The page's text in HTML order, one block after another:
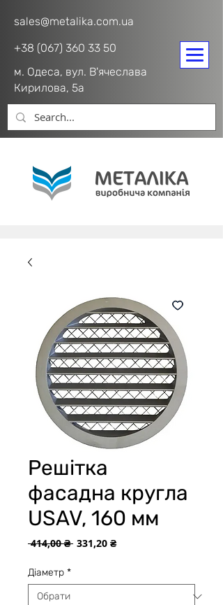
sales@metalika.com.ua
+38 (067) 360 33 50
м. Одеса, вул. В'ячеслава
Кирилова, 5а
Решітка
фасадна кругла
USAV, 160 мм
414,00 ₴ Звичайна
331,20 ₴За
Діаметр *